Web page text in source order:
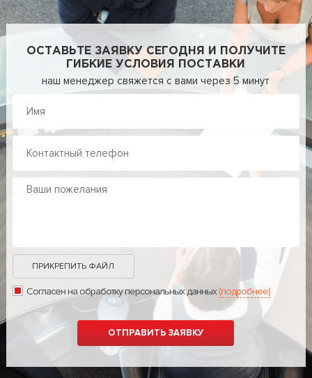
ОСТАВЬТЕ ЗАЯВКУ СЕГОДНЯ И ПОЛУЧИТЕ
ГИБКИЕ УСЛОВИЯ ПОСТАВКИ
наш менеджер свяжется с вами через 5 минут
ПРИКРЕПИТЬ ФАЙЛ
Согласен на обработку персональных данных(подробнее)